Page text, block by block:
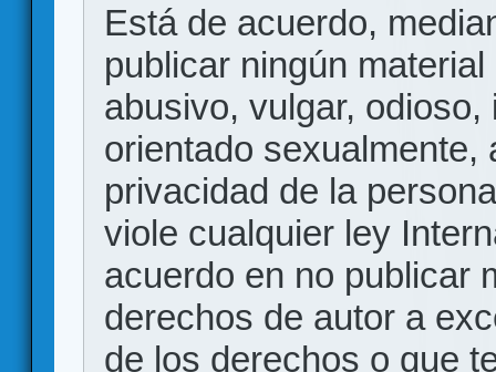
Está de acuerdo,
publicar ningún
abusivo, vulgar,
orientado sexualmente,
privacidad de la
viole cualquier ley
acuerdo en no publicar
derechos de autor a
de los derechos o que